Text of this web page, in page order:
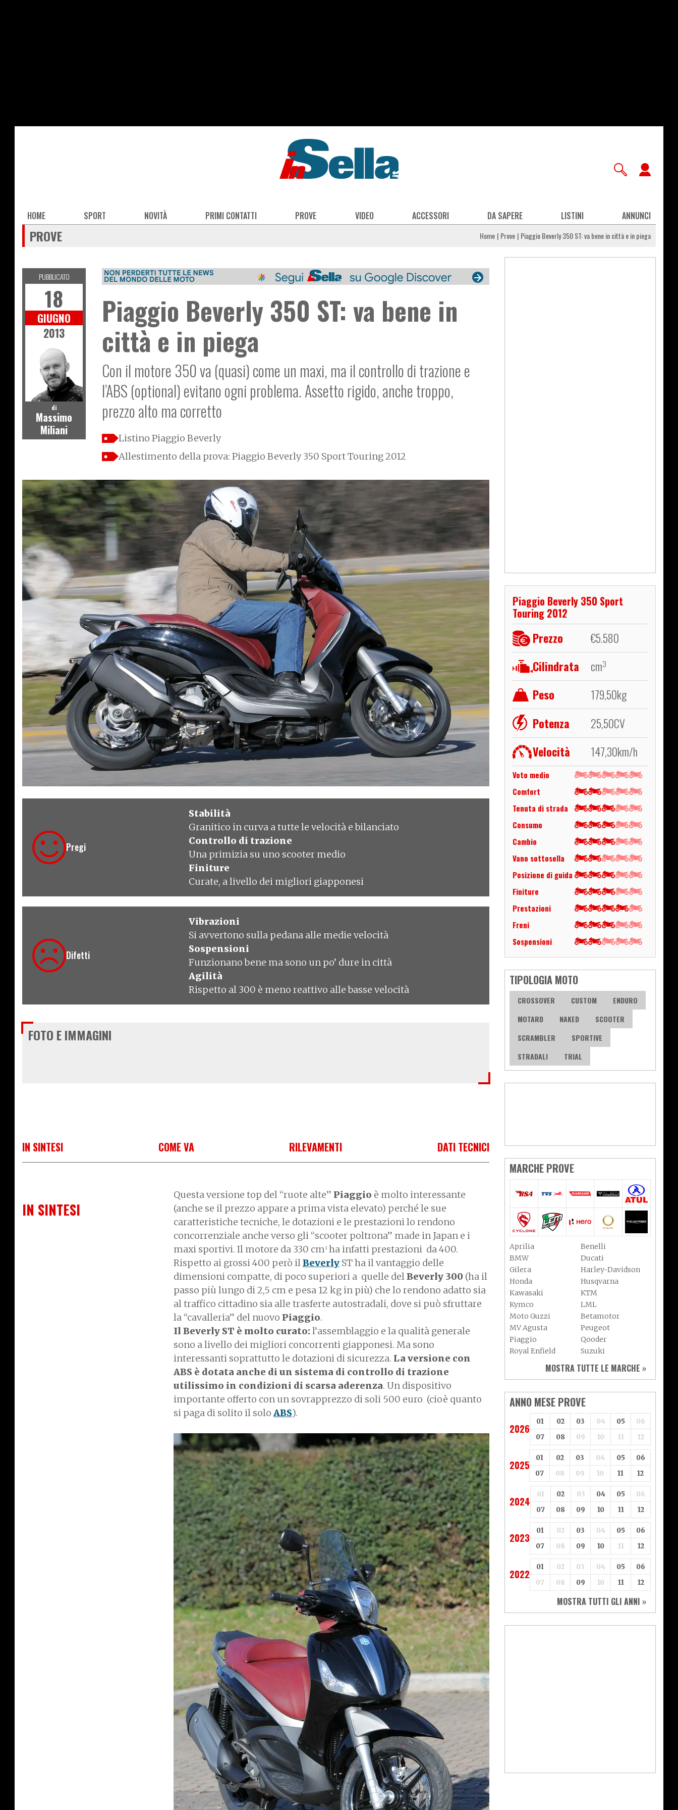
Main
navigation
HOME SPORT NOVITÀ PRIMI CONTATTI PROVE VIDEO ACCESSORI DA SAPERE LISTINI ANNUNCI
PROVE Home Prove Piaggio Beverly 350 ST: va bene in città e in piega
Piaggio Beverly 350 ST: va bene in
città e in piega
Con il motore 350 va (quasi) come un maxi, ma il controllo di trazione e
l’ABS (optional) evitano ogni problema. Assetto rigido, anche troppo,
prezzo alto ma corretto
Listino Piaggio Beverly
Allestimento della prova: Piaggio Beverly 350 Sport Touring 2012
PUBBLICATO
18
GIUGNO
2013
di
Massimo
Miliani
€ 5.580
Pregi
Stabilità
Granitico in curva a tutte le velocità e bilanciato
Controllo di trazione
Una primizia su uno scooter medio
Finiture
Curate, a livello dei migliori giapponesi
Difetti
Vibrazioni
Si avvertono sulla pedana alle medie velocità
Sospensioni
Funzionano bene ma sono un po’ dure in città
Agilità
Rispetto al 300 è meno reattivo alle basse velocità
FOTO E IMMAGINI
IN SINTESI COME VA RILEVAMENTI DATI TECNICI
IN SINTESI
Questa versione top del “ruote alte” Piaggio è molto interessante
(anche se il prezzo appare a prima vista elevato) perché le sue
caratteristiche tecniche, le dotazioni e le prestazioni lo rendono
concorrenziale anche verso gli “scooter poltrona” made in Japan e i
maxi sportivi. Il motore da 330 cm3 ha infatti prestazioni da 400.
Rispetto ai grossi 400 però il Beverly ST ha il vantaggio delle
dimensioni compatte, di poco superiori a quelle del Beverly 300 (ha il
passo più lungo di 2,5 cm e pesa 12 kg in più) che lo rendono adatto sia
al traffico cittadino sia alle trasferte autostradali, dove si può sfruttare
la “cavalleria” del nuovo Piaggio.
Il Beverly ST è molto curato: l’assemblaggio e la qualità generale
sono a livello dei migliori concorrenti giapponesi. Ma sono
interessanti soprattutto le dotazioni di sicurezza. La versione con
ABS è dotata anche di un sistema di controllo di trazione
utilissimo in condizioni di scarsa aderenza. Un dispositivo
importante offerto con un sovrapprezzo di soli 500 euro (cioè quanto
si paga di solito il solo ABS).
Piaggio Beverly 350 Sport
Touring 2012
Prezzo €5.580
Cilindrata
cm3
Peso 179,50kg
Potenza
25,50CV
Velocità
147,30km/h
Voto medio
Comfort
Tenuta di strada
Consumo
Cambio
Vano sottosella
Posizione di guida
Finiture
Prestazioni
Freni
Sospensioni
TIPOLOGIA MOTO
CROSSOVER CUSTOM
ENDURO
MOTARD
NAKED
SCOOTER
SCRAMBLER
SPORTIVE
STRADALI
TRIAL
MARCHE PROVE
Aprilia
Benelli
BMW
Ducati
Gilera
Harley-Davidson
Honda
Husqvarna
Kawasaki
KTM
Kymco
LML
Moto Guzzi
Betamotor
MV Agusta
Peugeot
Piaggio
Qooder
Royal Enfield
Suzuki
Triumph
Yamaha
Aeon
Aspes
Axy
Baotian
MOSTRA TUTTE LE MARCHE »
ANNO MESE PROVE
2026
01 02 03 04 05
06
07
08 09 10 11 12
2025
01 02 03 04 05
06
07
08 09 10 11 12
2024
01 02 03 04 05
06
07
08 09 10 11 12
2023
01 02 03 04 05
06
07
08 09 10 11 12
2022
01 02 03 04 05
06
07
08 09 10 11 12
MOSTRA TUTTI GLI ANNI »